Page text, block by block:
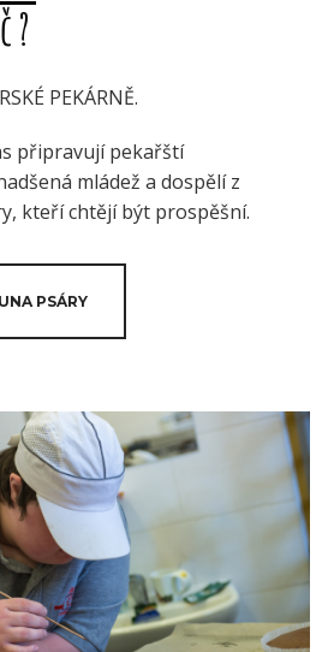
PEKÁRNĚ.
připravují pekařští
mládež a dospělí z
kteří chtějí být prospěšní.
PSÁRY